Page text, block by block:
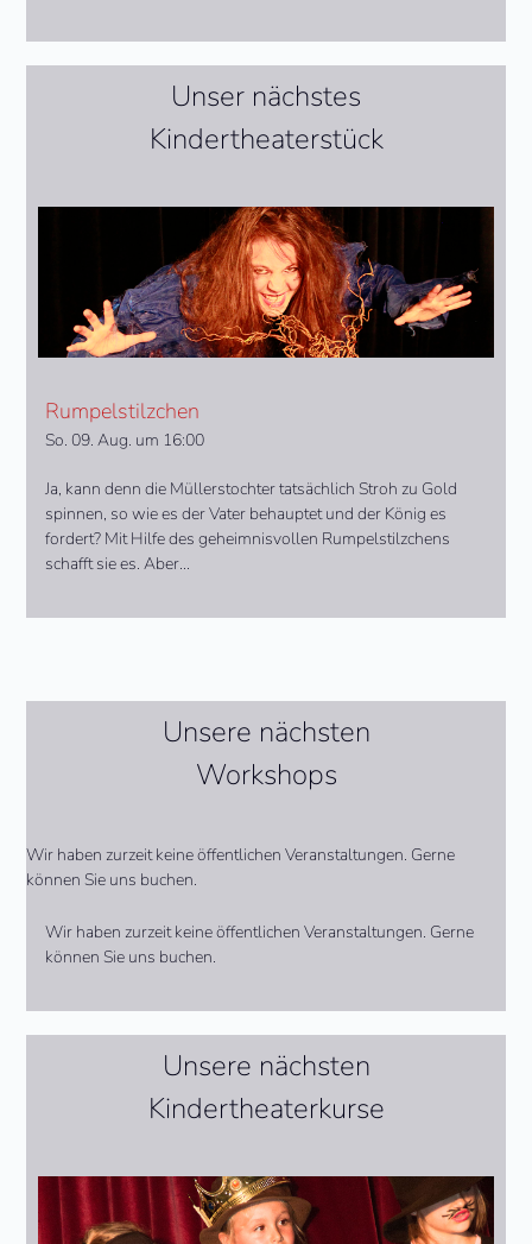
Unser nächstes
Kindertheaterstück
Rumpelstilzchen
So. 09. Aug. um 16:00
Ja, kann denn die Müllerstochter tatsächlich Stroh zu Gold
spinnen, so wie es der Vater behauptet und der König es
fordert? Mit Hilfe des geheimnisvollen Rumpelstilzchens
schafft sie es. Aber...
Unsere nächsten
Workshops
Wir haben zurzeit keine öffentlichen Veranstaltungen. Gerne
können Sie uns buchen.
Wir haben zurzeit keine öffentlichen Veranstaltungen. Gerne
können Sie uns buchen.
Unsere nächsten
Kindertheaterkurse